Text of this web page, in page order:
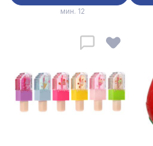
мин. 12